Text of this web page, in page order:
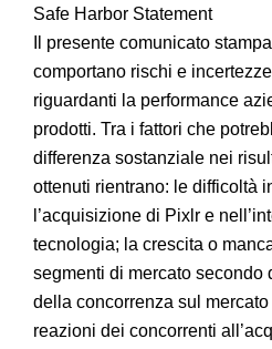
Safe Harbor Statement
Il presente comunicato
comportano rischi e
riguardanti la performance
prodotti. Tra i fattori che
differenza sostanziale nei
ottenuti rientrano: le difficoltà
l’acquisizione di Pixlr e
tecnologia; la crescita o
segmenti di mercato secondo
della concorrenza sul
reazioni dei concorrenti